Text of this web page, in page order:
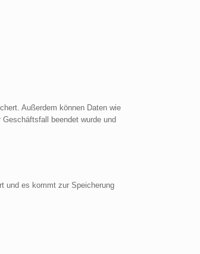
Außerdem können Daten wie
beendet wurde und
und es kommt zur Speicherung